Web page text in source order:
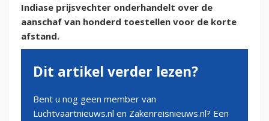
Indiase prijsvechter onderhandelt over de
aanschaf van honderd toestellen voor de korte
afstand.
Dit artikel verder lezen?
Bent u nog geen member van
Luchtvaartnieuws.nl en Zakenreisnieuws.nl? Een